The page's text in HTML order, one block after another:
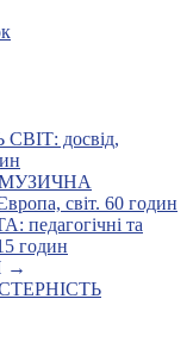
досвід,
світ. 60 годин
та
годин
→